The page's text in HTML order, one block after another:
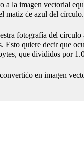
a la imagen vectorial
matiz de azul del círculo.
fotografía del
Esto quiere decir que
que divididos por
en imagen